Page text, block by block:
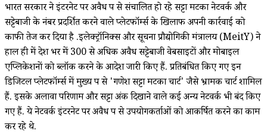
भारत सरकार ने इंटरनेट पर अवैध रूप से संचालित हो रहे सट्टा मटका नेटवर्क और
सट्टेबाजी के नंबर प्रदर्शित करने वाले प्लेटफॉर्म्स के खिलाफ अपनी कार्रवाई को
काफी तेज कर दिया है .इलेक्ट्रॉनिक्स और सूचना प्रौद्योगिकी मंत्रालय (MeitY) ने
हाल ही में देश भर में 300 से अधिक अवैध सट्टेबाजी वेबसाइटों और मोबाइल
एप्लिकेशनों को ब्लॉक करने के आदेश जारी किए हैं. प्रतिबंधित किए गए इन
डिजिटल प्लेटफॉर्म्स में मुख्य रूप से 'गणेश सट्टा मटका चार्ट' जैसे भ्रामक चार्ट शामिल
हैं. इसके अलावा परिणाम और सट्टा अंक दिखाने वाले कई अन्य नेटवर्क भी बंद किए
गए हैं. ये नेटवर्क इंटरनेट पर अवैध रूप से उपयोगकर्ताओं को आकर्षित करने का काम
कर रहे थे.